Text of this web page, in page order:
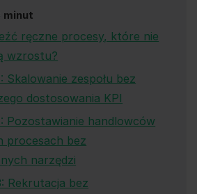
minut
ręczne procesy, które nie
wzrostu?
Skalowanie zespołu bez
dostosowania KPI
Pozostawianie handlowców
procesach bez
narzędzi
Rekrutacja bez